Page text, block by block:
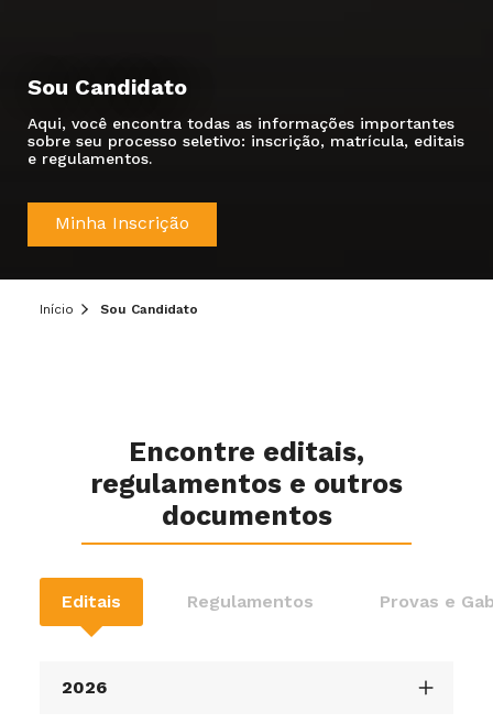
Sou Candidato
Aqui, você encontra todas as informações importantes
sobre seu processo seletivo: inscrição, matrícula, editais
e regulamentos.
Minha Inscrição
Início Sou Candidato
Encontre editais,
regulamentos e outros
documentos
Editais Regulamentos Provas e
2026